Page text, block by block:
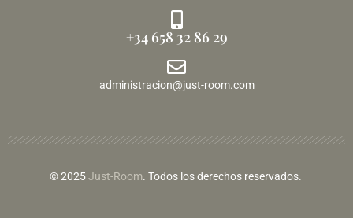
+34 658 32 86 29
administracion@just-room.com
© 2025Just-Room. Todos los derechos reservados.